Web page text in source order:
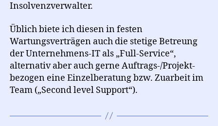
Insolvenzverwalter.
Üblich biete ich diesen in festen
Wartungsverträgen auch die stetige Betreung
der Unternehmens-IT als „Full-Service“,
alternativ aber auch gerne Auftrags-/Projekt-
bezogen eine Einzelberatung bzw. Zuarbeit im
Team („Second level Support“).